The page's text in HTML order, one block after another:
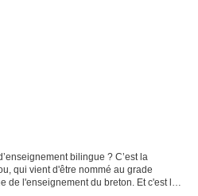
bilingue ? C’est la
qui vient d'être nommé au grade
de l'enseignement du breton. Et c'est la